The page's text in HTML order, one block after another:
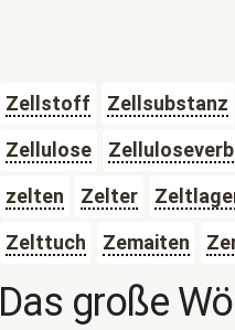
Zellstoff Zellsubstanz
Zellulose
zelten
Zelter
Zelttuch
Zemaiten
Das große